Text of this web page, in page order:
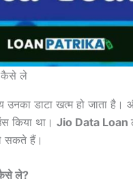
कैसे ले
डाटा खत्म हो जाता है।
किया था। Jio Data Loan
सकते हैं।
ले?